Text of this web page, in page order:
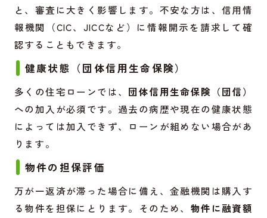
と、審査に大きく影響します。不安な方は、信用情
報機関（CIC、JICCなど）に情報開示を請求して確
認することもできます。
健康状態（団体信用生命保険）
多くの住宅ローンでは、 団体信用生命保険（団信）
への加入が必須です。過去の病歴や現在の健康状態
によっては加入できず、ローンが組めない場合があ
ります。
物件の担保評価
万が一返済が滞った場合に備え、金融機関は購入す
る物件を担保にとります。そのため、 物件に融資額